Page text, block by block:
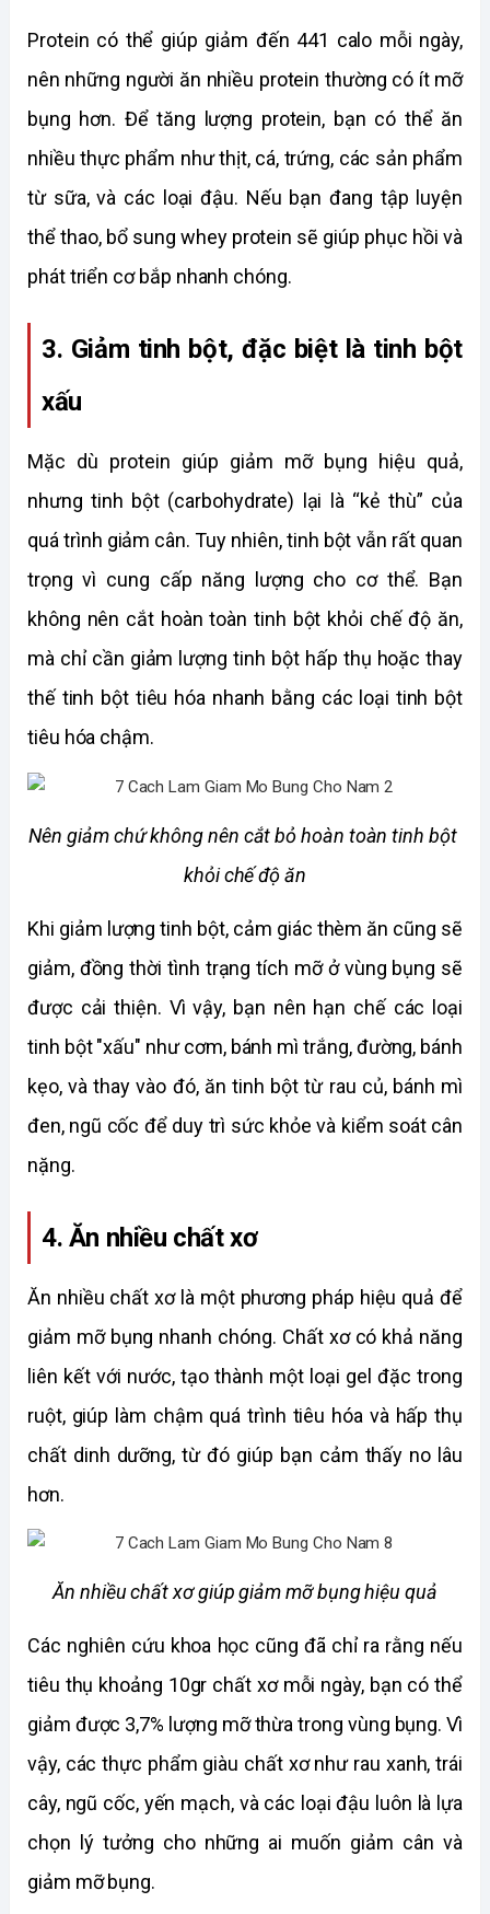
Protein có thể giúp giảm đến 441 calo mỗi ngày,
nên những người ăn nhiều protein thường có ít mỡ
bụng hơn. Để tăng lượng protein, bạn có thể ăn
nhiều thực phẩm như thịt, cá, trứng, các sản phẩm
từ sữa, và các loại đậu. Nếu bạn đang tập luyện
thể thao, bổ sung whey protein sẽ giúp phục hồi và
phát triển cơ bắp nhanh chóng.
3. Giảm tinh bột, đặc biệt là tinh bột
xấu
Mặc dù protein giúp giảm mỡ bụng hiệu quả,
nhưng tinh bột (carbohydrate) lại là “kẻ thù” của
quá trình giảm cân. Tuy nhiên, tinh bột vẫn rất quan
trọng vì cung cấp năng lượng cho cơ thể. Bạn
không nên cắt hoàn toàn tinh bột khỏi chế độ ăn,
mà chỉ cần giảm lượng tinh bột hấp thụ hoặc thay
thế tinh bột tiêu hóa nhanh bằng các loại tinh bột
tiêu hóa chậm.
Nên giảm chứ không nên cắt bỏ hoàn toàn tinh bột
khỏi chế độ ăn
Khi giảm lượng tinh bột, cảm giác thèm ăn cũng sẽ
giảm, đồng thời tình trạng tích mỡ ở vùng bụng sẽ
được cải thiện. Vì vậy, bạn nên hạn chế các loại
tinh bột "xấu" như cơm, bánh mì trắng, đường, bánh
kẹo, và thay vào đó, ăn tinh bột từ rau củ, bánh mì
đen, ngũ cốc để duy trì sức khỏe và kiểm soát cân
nặng.
4. Ăn nhiều chất xơ
Ăn nhiều chất xơ là một phương pháp hiệu quả để
giảm mỡ bụng nhanh chóng. Chất xơ có khả năng
liên kết với nước, tạo thành một loại gel đặc trong
ruột, giúp làm chậm quá trình tiêu hóa và hấp thụ
chất dinh dưỡng, từ đó giúp bạn cảm thấy no lâu
hơn.
Ăn nhiều chất xơ giúp giảm mỡ bụng hiệu quả
Các nghiên cứu khoa học cũng đã chỉ ra rằng nếu
tiêu thụ khoảng 10gr chất xơ mỗi ngày, bạn có thể
giảm được 3,7% lượng mỡ thừa trong vùng bụng. Vì
vậy, các thực phẩm giàu chất xơ như rau xanh, trái
cây, ngũ cốc, yến mạch, và các loại đậu luôn là lựa
chọn lý tưởng cho những ai muốn giảm cân và
giảm mỡ bụng.